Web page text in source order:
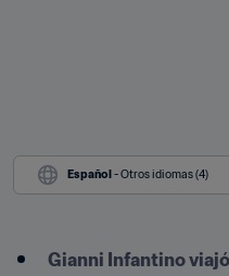
Español - Otros idiomas (4)
Gianni Infantino